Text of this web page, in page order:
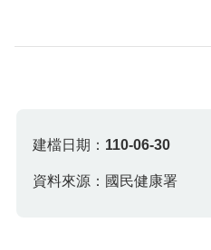
建檔日期： 110-06-30
資料來源：國民健康署